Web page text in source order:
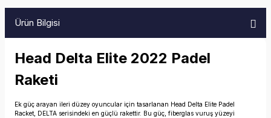
Ürün Bilgisi
Head Delta Elite 2022 Padel
Raketi
Ek güç arayan ileri düzey oyuncular için tasarlanan Head Delta Elite Padel
Racket, DELTA serisindeki en güçlü rakettir. Bu güç, fiberglas vuruş yüzeyi